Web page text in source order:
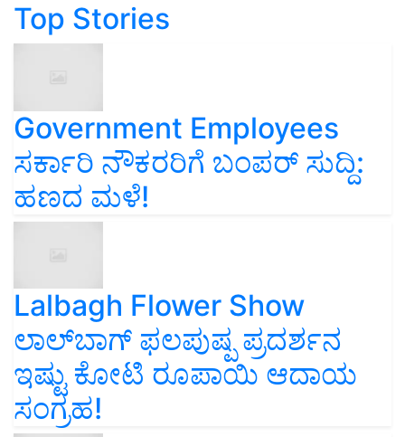
Top Stories
Government Employees
ಸರ್ಕಾರಿ ನೌಕರರಿಗೆ ಬಂಪರ್‌ ಸುದ್ದಿ:
ಹಣದ ಮಳೆ!
Lalbagh Flower Show
ಲಾಲ್‌ಬಾಗ್ ಫಲಪುಷ್ಪ ಪ್ರದರ್ಶನ
ಇಷ್ಟು ಕೋಟಿ ರೂಪಾಯಿ ಆದಾಯ
ಸಂಗ್ರಹ!